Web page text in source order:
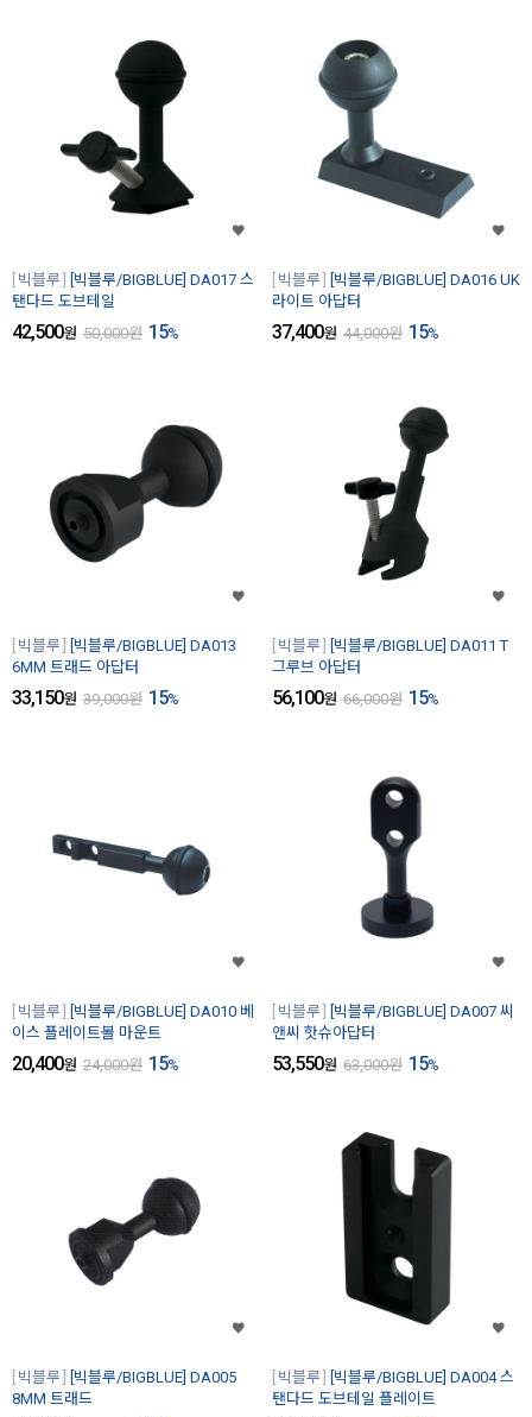
빅블루
[빅블루/BIGBLUE] DA017 스
탠다드 도브테일
42,500원 50,000원 15%
빅블루
[빅블루/BIGBLUE] DA016 UK
라이트 아답터
37,400원 44,000원 15%
빅블루
[빅블루/BIGBLUE] DA013
6MM 트래드 아답터
33,150원 39,000원 15%
빅블루
[빅블루/BIGBLUE] DA011 T
그루브 아답터
56,100원 66,000원 15%
빅블루
[빅블루/BIGBLUE] DA010 베
이스 플레이트볼 마운트
20,400원 24,000원 15%
빅블루
[빅블루/BIGBLUE] DA007 씨
앤씨 핫슈아답터
53,550원 63,000원 15%
빅블루
[빅블루/BIGBLUE] DA005
8MM 트래드
빅블루
[빅블루/BIGBLUE] DA004 스
탠다드 도브테일 플레이트